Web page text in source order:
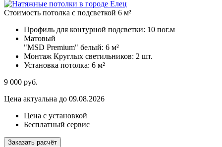
Стоимость потолка с подсветкой 6 м²
Профиль для контурной подсветки: 10 пог.м
Матовый
"MSD Premium" белый: 6 м²
Монтаж Круглых светильников: 2 шт.
Установка потолка: 6 м²
9 000 руб.
Цена актуальна до 09.08.2026
Цена с установкой
Бесплатный сервис
Заказать расчёт